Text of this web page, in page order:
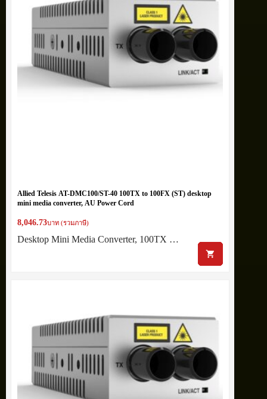
Allied Telesis AT-DMC100/ST-40 100TX to 100FX (ST) desktop
mini media converter, AU Power Cord
8,046.73บาท (รวมภาษี)
Desktop Mini Media Converter, 100TX …